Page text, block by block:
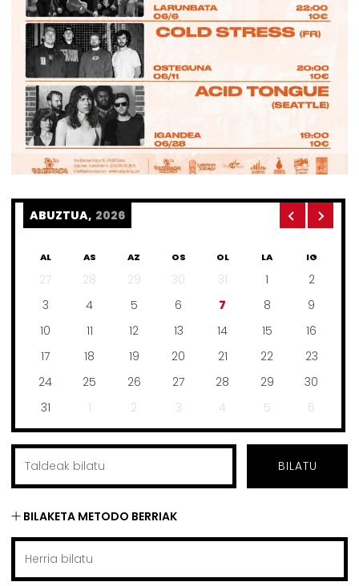
ABUZTUA, 2026
AL AS AZ OS OL LA IG
27 28 29 30 31 1
2
3
4 5 6 7 8
9
10
11 12 13 14 15
16
17
18 19 20 21 22
23
24
25 26 27 28 29
30
31
1 2 3 4 5 6
BILATU
BILAKETA METODO BERRIAK